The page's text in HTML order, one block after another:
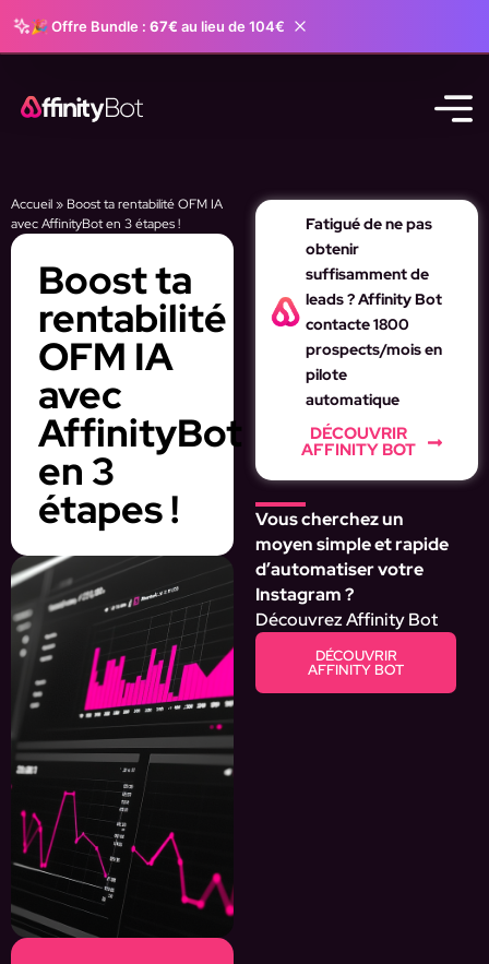
🎉 Offre Bundle : 67€ au lieu de 104€
Accueil» Boost ta rentabilité OFM IA
avec AffinityBot en 3 étapes !
Boost ta
rentabilité
OFM IA
avec
AffinityBot
en 3
étapes !
Fatigué de ne pas
obtenir
suffisamment de
leads ? Affinity Bot
contacte 1800
prospects/mois en
pilote
automatique
DÉCOUVRIR
AFFINITY BOT
Vous cherchez un
moyen simple et rapide
d’automatiser votre
Instagram ?
Découvrez Affinity Bot
DÉCOUVRIR
AFFINITY BOT